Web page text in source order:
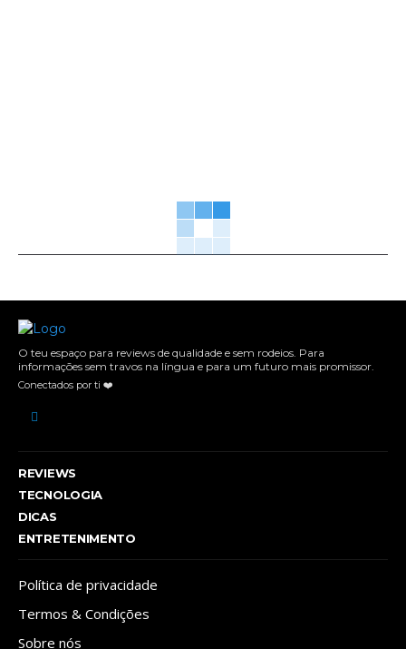
O teu espaço para reviews de qualidade e sem rodeios. Para
informações sem travos na língua e para um futuro mais promissor.
Conectados por ti ❤️
REVIEWS
TECNOLOGIA
DICAS
ENTRETENIMENTO
Política de privacidade
Termos & Condições
Sobre nós